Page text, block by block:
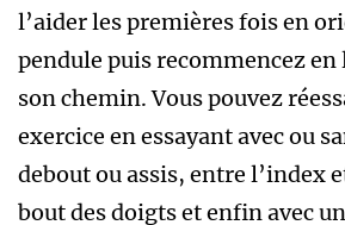
l’aider les premières fois en
pendule puis recommencez
son chemin. Vous pouvez
exercice en essayant avec ou
debout ou assis, entre l’index
bout des doigts et enfin avec